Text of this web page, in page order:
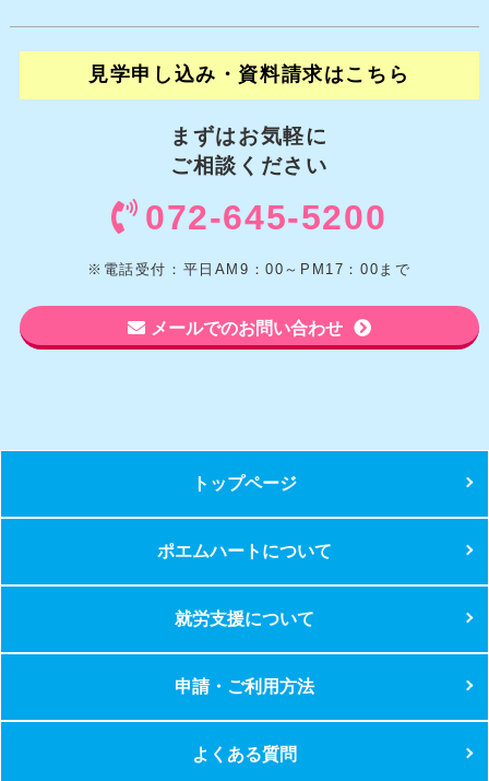
見学申し込み・資料請求はこちら
まずはお気軽に
ご相談ください
072-645-5200
※電話受付：平日AM9：00～PM17：00まで
メールでのお問い合わせ
トップページ
ポエムハートについて
就労支援について
申請・ご利用方法
よくある質問